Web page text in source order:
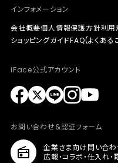
インフォメーション
会社概要個人情報保護方針利用
ショッピングガイドFAQ(よくある
iFace公式アカウント
お問い合わせ&認証フォーム
企業さま向け問い合わ
広報・コラボ・仕入れ